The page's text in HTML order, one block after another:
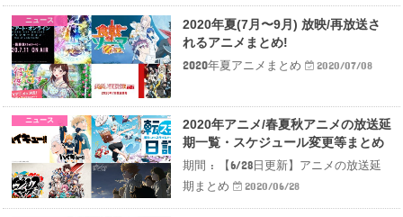
ニュース
2020年夏(7月〜9月) 放映/再放送さ
れるアニメまとめ!
2020年夏アニメまとめ
2020/07/08
ニュース
2020年アニメ/春夏秋アニメの放送延
期一覧・スケジュール変更等まとめ
期間 : 【6/28日更新】アニメの放送延
期まとめ
2020/06/28